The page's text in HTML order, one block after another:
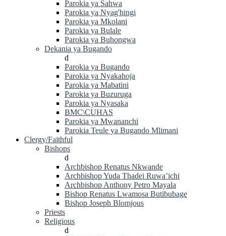
Parokia ya Sahwa
Parokia ya Nyag'hingi
Parokia ya Mkolani
Parokia ya Bulale
Parokia ya Buhongwa
Dekania ya Bugando
d
Parokia ya Bugando
Parokia ya Nyakahoja
Parokia ya Mabatini
Parokia ya Buzuruga
Parokia ya Nyasaka
BMC\CUHAS
Parokia ya Mwananchi
Parokia Teule ya Bugando Mlimani
Clergy/Faithful
Bishops
d
Archbishop Renatus Nkwande
Archbishop Yuda Thadei Ruwa’ichi
Archbishop Anthony Petro Mayala
Bishop Renatus Lwamosa Butibubage
Bishop Joseph Blomjous
Priests
Religious
d